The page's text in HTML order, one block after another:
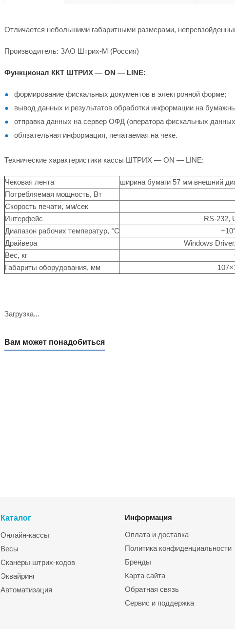
Отличается небольшими габаритными размерами,
Производитель: ЗАО Штрих-М (Россия)
Функционал ККТ ШТРИХ — ON — LINE:
формирование фискальных документов в электронной форме;
вывод данных и результатов обработки информации на
отправка данных на сервер ОФД (оператора фискальных
обязательная информация, печатаемая на чеке.
Технические характеристики кассы ШТРИХ — ON — LINE:
Чековая лента
ширина бумаги 57 мм внешний
Потребляемая мощность, Вт
Скорость печати, мм/сек
Интерфейс
RS-232,
Диапазон рабочих температур, °C
Драйвера
Windows
Вес, кг
Габариты оборудования, мм
Загрузка...
Вам может понадобиться
Каталог
Онлайн-кассы
Весы
Сканеры штрих-кодов
Эквайринг
Автоматизация
Информация
Оплата и доставка
Политика конфиденциальности
Бренды
Карта сайта
Обратная связь
Сервис и поддержка